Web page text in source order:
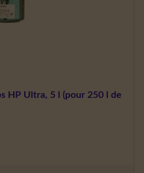
HP Ultra, 5 l (pour 250 l de